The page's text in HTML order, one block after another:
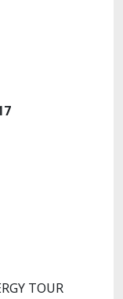
TOUR